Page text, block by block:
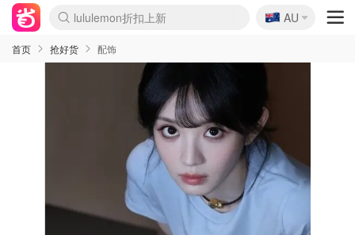
lululemon折扣上新
Sasa美妆护肤3.5折
SSENSE年中3折
FreshBeauty好价汇总
Cettire降价+叠9折
Farfetch折上8折
WWS Coles超市实拍
viagogo二手票捡漏
Myer清仓1折起
The Outnet奢牌1折起
David Jones 3折起
Flannels大牌1折
Perfumes Club护肤1折
AMIRO返校季6.2折
Oweek抽奖送Airpods
Amazon折扣汇总
eToro入金$200送$50
Amazon数码好物
ICONIC本周7.5折
ThedoubleF高奢地板价
Moose Knuckles 6折
丝芙兰5折起
EUFY官网3.7折起
Selenichast首饰2折
Trip机票酒店促销
YSL送5件彩妆礼
Amazon家居好物
BIGBANG巡演开票
David Jones时尚3折
Amazon美妆护肤
雅漾大喷$8
过敏原检测盒$33
伊索独家赠50ml沐浴露
科颜氏清仓3折
SEALIFE海洋馆门票6折
丝塔芙大白罐$16
订阅Newsletter送香薰
Cult Beauty 6.8折
Harrods圣诞日历2.3折
LN-CC奢牌私促3折
d'Alba空姐喷雾$16
EVE LOM套装逆天2折
Bernardelli独家4折
Adore Beauty 6折起
CT圣诞日历
Mytheresa奢品2.7折
Luxury Escapes 9折
Currentbody美容仪9折
MOON Garden Live
ALLSAINTS美衣3折
Roborock扫地机3.7折
Tingo Life水杯$24
Valentino官网5折
CR洗发护发6.3折
🇦🇺
AU
首页 抢好货 配饰